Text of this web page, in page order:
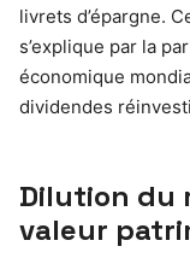
livrets d’épargne.
s’explique par la
économique
dividendes
Dilution du
valeur